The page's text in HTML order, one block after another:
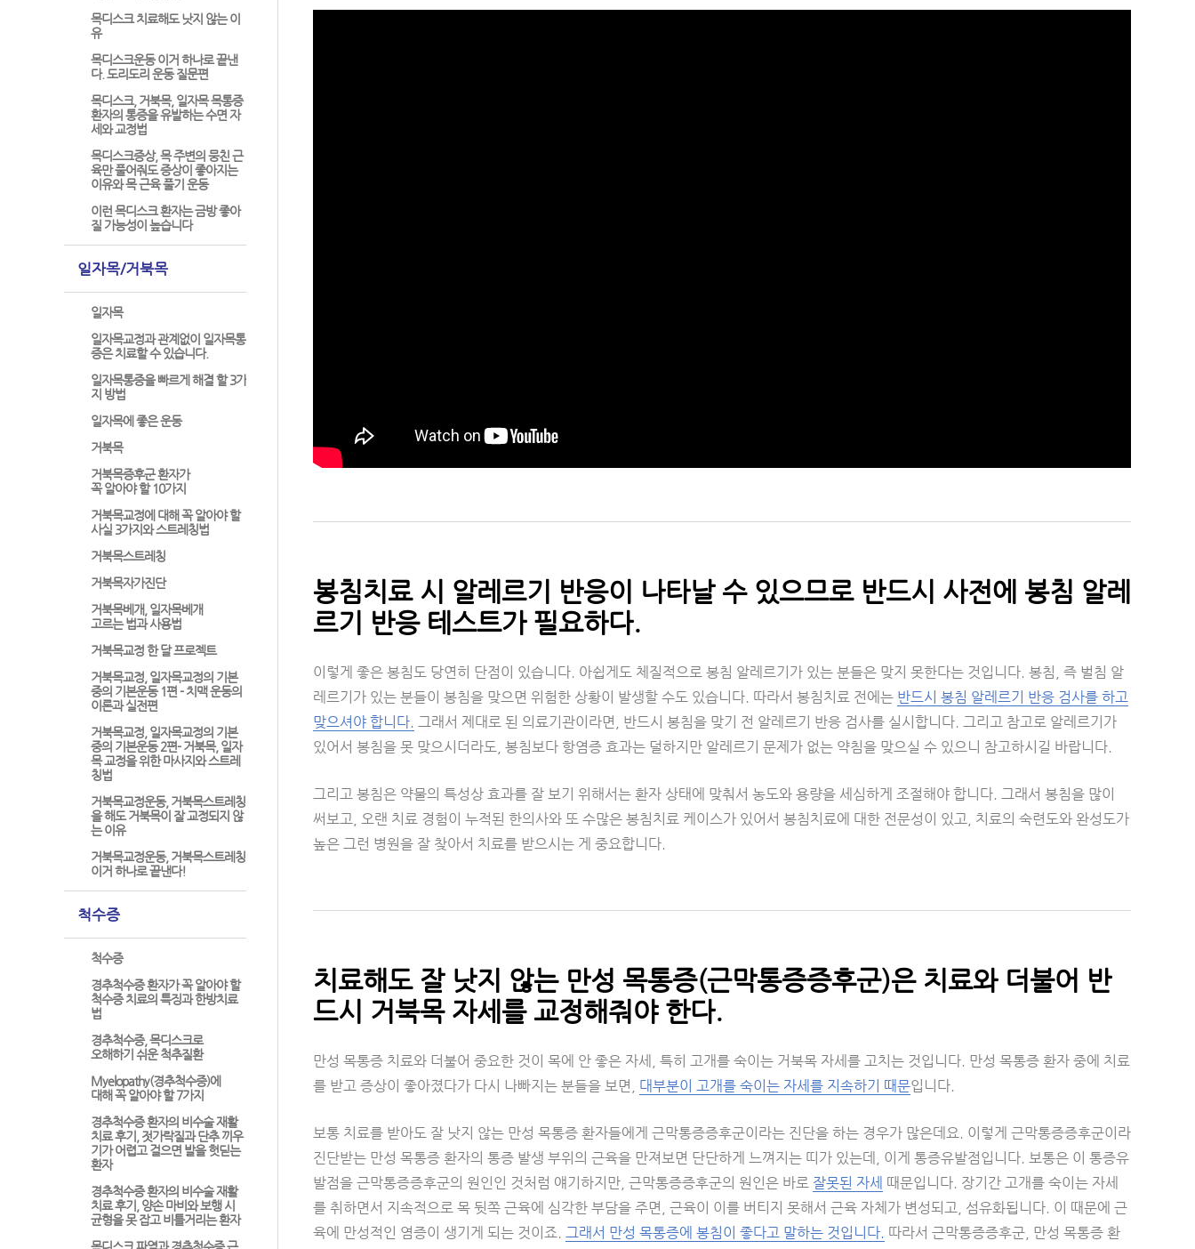
목디스크 치료해도 낫지 않는 이
유
목디스크운동 이거 하나로 끝낸
다. 도리도리 운동 질문편
목디스크, 거북목, 일자목 목통증
환자의 통증을 유발하는 수면 자
세와 교정법
목디스크증상, 목 주변의 뭉친 근
육만 풀어줘도 증상이 좋아지는
이유와 목 근육 풀기 운동
이런 목디스크 환자는 금방 좋아
질 가능성이 높습니다
일자목/거북목
일자목
일자목교정과 관계없이 일자목통
증은 치료할 수 있습니다.
일자목통증을 빠르게 해결 할 3가
지 방법
일자목에 좋은 운동
거북목
거북목증후군 환자가
꼭 알아야 할 10가지
거북목교정에 대해 꼭 알아야 할
사실 3가지와 스트레칭법
거북목스트레칭
거북목자가진단
거북목베개, 일자목베개
고르는 법과 사용법
거북목교정 한 달 프로젝트
거북목교정, 일자목교정의 기본
중의 기본운동 1편 - 치맥 운동의
이론과 실전편
거북목교정, 일자목교정의 기본
중의 기본운동 2편- 거북목, 일자
목 교정을 위한 마사지와 스트레
칭법
거북목교정운동, 거북목스트레칭
을 해도 거북목이 잘 교정되지 않
는 이유
거북목교정운동, 거북목스트레칭
이거 하나로 끝낸다!
척수증
척수증
경추척수증 환자가 꼭 알아야 할
척수증 치료의 특징과 한방치료
법
경추척수증, 목디스크로
오해하기 쉬운 척추질환
Myelopathy(경추척수증)에
대해 꼭 알아야 할 7가지
경추척수증 환자의 비수술 재활
치료 후기, 젓가락질과 단추 끼우
기가 어렵고 걸으면 발을 헛딛는
환자
경추척수증 환자의 비수술 재활
치료 후기, 양손 마비와 보행 시
균형을 못 잡고 비틀거리는 환자
봉침치료 시 알레르기 반응이 나타날 수 있으므로 반드시 사전에 봉침 알레
르기 반응 테스트가 필요하다.
이렇게 좋은 봉침도 당연히 단점이 있습니다. 아쉽게도 체질적으로 봉침 알레르기가 있는 분들은 맞지 못한다는 것입니다. 봉침, 즉 벌침 알
레르기가 있는 분들이 봉침을 맞으면 위험한 상황이 발생할 수도 있습니다. 따라서 봉침치료 전에는 반드시 봉침 알레르기 반응 검사를 하고
맞으셔야 합니다. 그래서 제대로 된 의료기관이라면, 반드시 봉침을 맞기 전 알레르기 반응 검사를 실시합니다. 그리고 참고로 알레르기가
있어서 봉침을 못 맞으시더라도, 봉침보다 항염증 효과는 덜하지만 알레르기 문제가 없는 약침을 맞으실 수 있으니 참고하시길 바랍니다.
그리고 봉침은 약물의 특성상 효과를 잘 보기 위해서는 환자 상태에 맞춰서 농도와 용량을 세심하게 조절해야 합니다. 그래서 봉침을 많이
써보고, 오랜 치료 경험이 누적된 한의사와 또 수많은 봉침치료 케이스가 있어서 봉침치료에 대한 전문성이 있고, 치료의 숙련도와 완성도가
높은 그런 병원을 잘 찾아서 치료를 받으시는 게 중요합니다.
치료해도 잘 낫지 않는 만성 목통증(근막통증증후군)은 치료와 더불어 반
드시 거북목 자세를 교정해줘야 한다.
만성 목통증 치료와 더불어 중요한 것이 목에 안 좋은 자세, 특히 고개를 숙이는 거북목 자세를 고치는 것입니다. 만성 목통증 환자 중에 치료
를 받고 증상이 좋아졌다가 다시 나빠지는 분들을 보면, 대부분이 고개를 숙이는 자세를 지속하기 때문입니다.
보통 치료를 받아도 잘 낫지 않는 만성 목통증 환자들에게 근막통증증후군이라는 진단을 하는 경우가 많은데요. 이렇게 근막통증증후군이라
진단받는 만성 목통증 환자의 통증 발생 부위의 근육을 만져보면 단단하게 느껴지는 띠가 있는데, 이게 통증유발점입니다. 보통은 이 통증유
발점을 근막통증증후군의 원인인 것처럼 얘기하지만, 근막통증증후군의 원인은 바로 잘못된 자세 때문입니다. 장기간 고개를 숙이는 자세
를 취하면서 지속적으로 목 뒷쪽 근육에 심각한 부담을 주면, 근육이 이를 버티지 못해서 근육 자체가 변성되고, 섬유화됩니다. 이 때문에 근
육에 만성적인 염증이 생기게 되는 것이죠. 그래서 만성 목통증에 봉침이 좋다고 말하는 것입니다. 따라서 근막통증증후군, 만성 목통증 환